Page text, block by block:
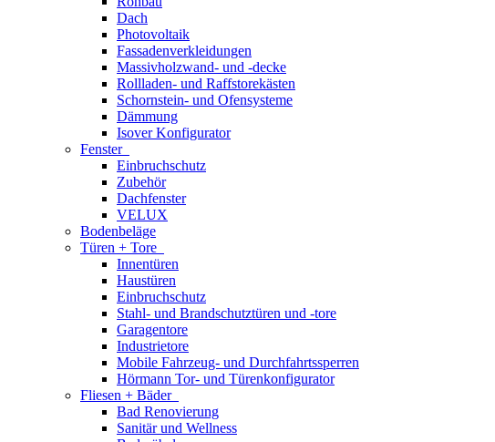
Dach
Photovoltaik
Fassadenverkleidungen
Massivholzwand- und -decke
Rollladen- und Raffstorekästen
Schornstein- und Ofensysteme
Dämmung
Isover Konfigurator
Fenster
Einbruchschutz
Zubehör
Dachfenster
VELUX
Bodenbeläge
Türen + Tore
Innentüren
Haustüren
Einbruchschutz
Stahl- und Brandschutztüren und -tore
Garagentore
Industrietore
Mobile Fahrzeug- und Durchfahrtssperren
Hörmann Tor- und Türenkonfigurator
Fliesen + Bäder
Bad Renovierung
Sanitär und Wellness